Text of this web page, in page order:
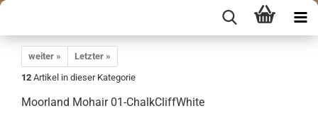
weiter »
Letzter »
12 Artikel in dieser Kategorie
Moorland Mohair 01-ChalkCliffWhite